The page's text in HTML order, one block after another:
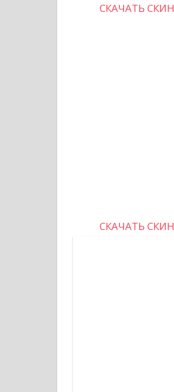
СКАЧАТЬ СКИН
СКАЧАТЬ СКИН